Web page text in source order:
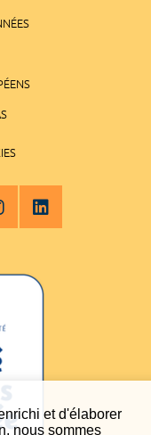
et d'élaborer
nous sommes